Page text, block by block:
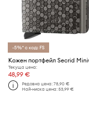
-5%* с код: FS
Текуща цена:
48,99 €
Редовна цена:78,90 €
Най-ниска цена:53,99 €